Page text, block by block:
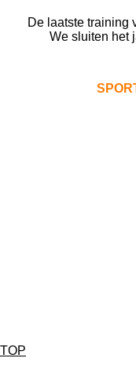
De laatste training
We sluiten het
TOP